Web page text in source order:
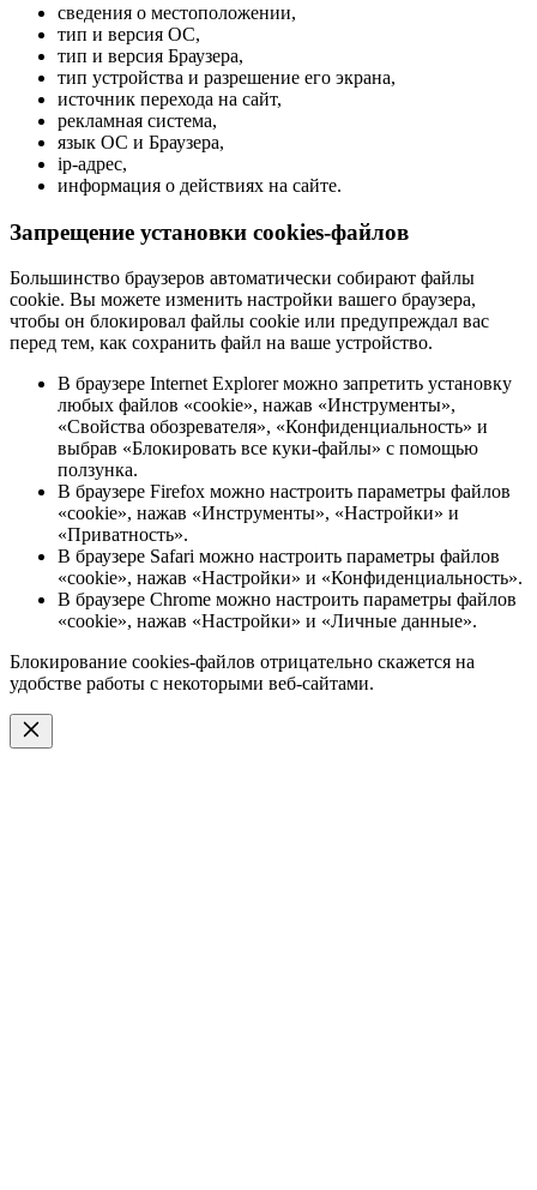
сведения о местоположении,
тип и версия ОС,
тип и версия Браузера,
тип устройства и разрешение его экрана,
источник перехода на сайт,
рекламная система,
язык ОС и Браузера,
ip-адрес,
информация о действиях на сайте.
Запрещение установки cookies-файлов
Большинство браузеров автоматически собирают файлы
cookie. Вы можете изменить настройки вашего браузера,
чтобы он блокировал файлы cookie или предупреждал вас
перед тем, как сохранить файл на ваше устройство.
В браузере Internet Explorer можно запретить установку
любых файлов «cookie», нажав «Инструменты»,
«Свойства обозревателя», «Конфиденциальность» и
выбрав «Блокировать все куки-файлы» с помощью
ползунка.
В браузере Firefox можно настроить параметры файлов
«cookie», нажав «Инструменты», «Настройки» и
«Приватность».
В браузере Safari можно настроить параметры файлов
«cookie», нажав «Настройки» и «Конфиденциальность».
В браузере Chrome можно настроить параметры файлов
«cookie», нажав «Настройки» и «Личные данные».
Блокирование cookies-файлов отрицательно скажется на
удобстве работы с некоторыми веб-сайтами.